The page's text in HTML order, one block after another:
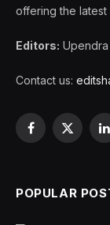
offering the latest
Editors: Upendra
Contact us:
Facebook
X
POPULAR